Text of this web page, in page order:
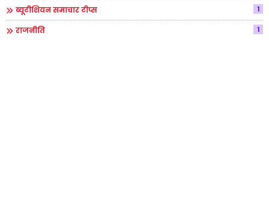
ब्यूटीशियन समाचार टीप्स 1
राजनीति 1